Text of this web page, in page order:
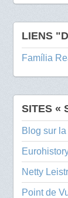
LIENS
Família
SITES «
Blog sur
Netty
Point de